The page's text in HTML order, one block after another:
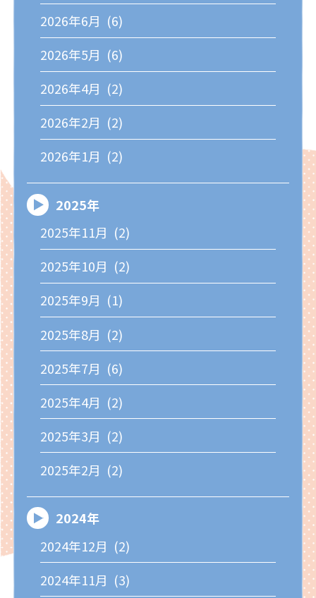
2026年6月 (6)
2026年5月 (6)
2026年4月 (2)
2026年2月 (2)
2026年1月 (2)
2025年
2025年11月 (2)
2025年10月 (2)
2025年9月 (1)
2025年8月 (2)
2025年7月 (6)
2025年4月 (2)
2025年3月 (2)
2025年2月 (2)
2024年
2024年12月 (2)
2024年11月 (3)